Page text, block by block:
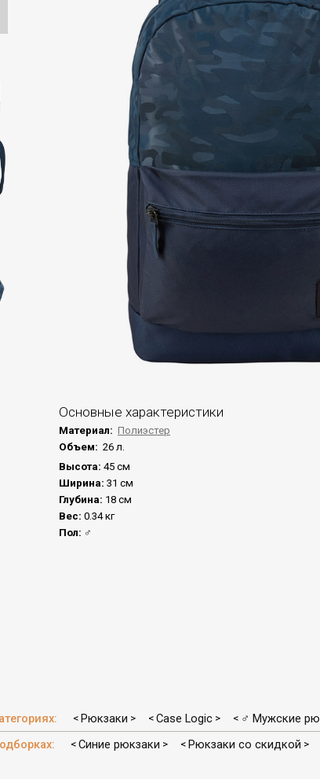
Основные характеристики
Материал: Полиэстер
Объем: 26 л.
Высота: 45 см
Ширина: 31 см
Глубина: 18 см
Вес: 0.34 кг
Пол: ♂
< Рюкзаки > < Case Logic > < ♂ Мужские
< Синие рюкзаки > < Рюкзаки со скидкой >